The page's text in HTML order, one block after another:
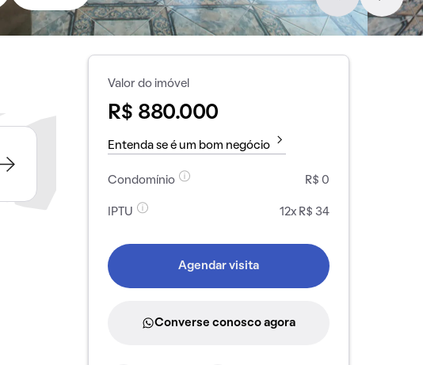
Valor do imóvel
R$ 880.000
Entenda se é um bom negócio
Condomínio R$ 0
IPTU 12x R$ 34
Agendar visita
Converse conosco agora